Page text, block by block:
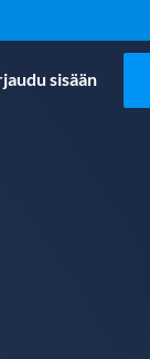
sisään